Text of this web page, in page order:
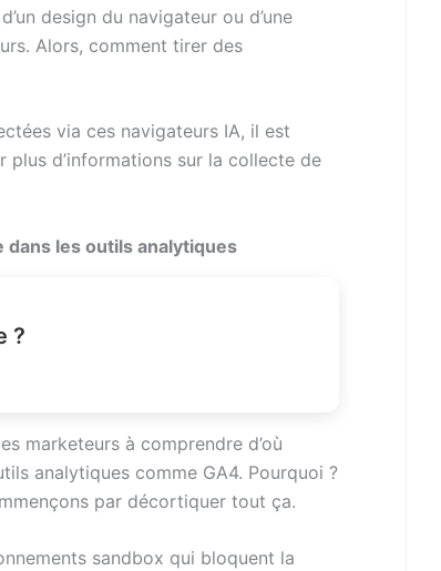
design du navigateur ou d’une
Alors, comment tirer des
via ces navigateurs IA, il est
plus d’informations sur la collecte de
les outils analytiques
?
marketeurs à comprendre d’où
analytiques comme GA4. Pourquoi ?
par décortiquer tout ça.
sandbox qui bloquent la